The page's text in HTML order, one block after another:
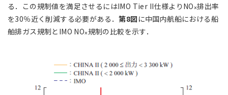
る．この規制値を満足させるにはIMO Tier II仕様よりNOⅹ排出率
を30％近く削減する必要がある．第8図 に中国内航船における船
舶排ガス規制とIMO NOⅹ規制の比較を示す．